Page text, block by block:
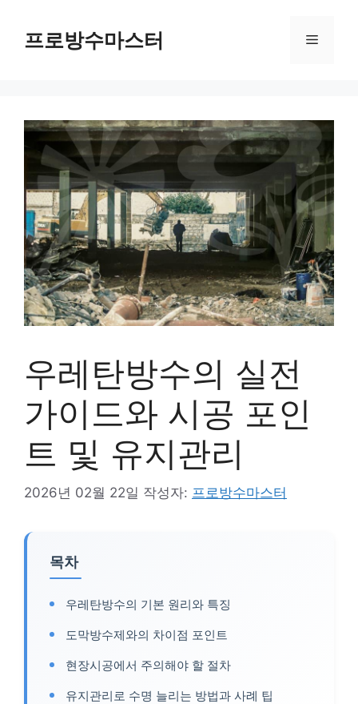
프로방수마스터 메
우레탄방수의 실전
가이드와 시공 포인
트 및 유지관리
2026년 02월 22일 작성자: 프로방수마스터
목차
우레탄방수의 기본 원리와 특징
도막방수제와의 차이점 포인트
현장시공에서 주의해야 할 절차
유지관리로 수명 늘리는 방법과 사례 팁